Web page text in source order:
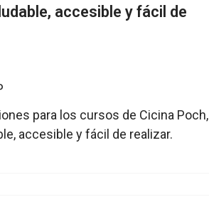
accesible y fácil de
para los cursos de Cicina Poch,
accesible y fácil de realizar.